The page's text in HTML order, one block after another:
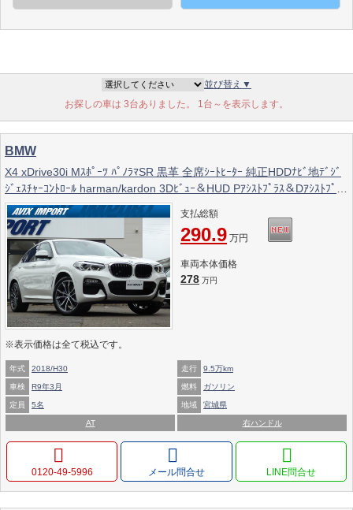
並び替え▼
お探しの車は 3台ありました。 1台～を表示します。
BMW
X4 xDrive30i Mｽﾎﾟｰﾂ ﾊﾟﾉﾗﾏSR 黒革 全席ｼｰﾄﾋｰﾀｰ 純正HDDﾅﾋﾞ地ﾃﾞｼﾞ
ｼﾞｪｽﾁｬｰｺﾝﾄﾛｰﾙ harman/kardon 3Dﾋﾞｭｰ＆HUD Pｱｼｽﾄﾌﾟﾗｽ＆Dｱｼｽﾄﾌﾟﾗｽ
LEDﾍｯﾄﾞﾗｲﾄ 純正OP20ｲﾝﾁAW
支払総額
290.9 万円
車両本体価格
278 万円
※表示価格は全て税込です。
年式 2018/H30 走行 9.5万km
車検 R9年3月 燃料 ガソリン
定員 5名 地域 宮城県
AT 右ハンドル
0120‐49‐5996 メール問合せ